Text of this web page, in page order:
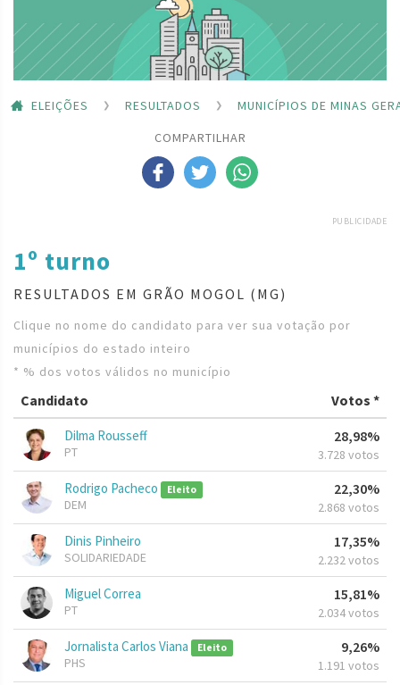
ELEIÇÕES RESULTADOS
MUNICÍPIOS DE MINAS
COMPARTILHAR
PUBLICIDADE
1º turno
RESULTADOS EM GRÃO MOGOL (MG)
Clique no nome do candidato para ver sua votação por
municípios do estado inteiro
* % dos votos válidos no município
Candidato Votos *
Dilma Rousseff
PT
28,98%
3.728 votos
Rodrigo Pacheco Eleito
DEM
22,30%
2.868 votos
Dinis Pinheiro
SOLIDARIEDADE
17,35%
2.232 votos
Miguel Correa
PT
15,81%
2.034 votos
Jornalista Carlos Viana Eleito
PHS
9,26%
1.191 votos